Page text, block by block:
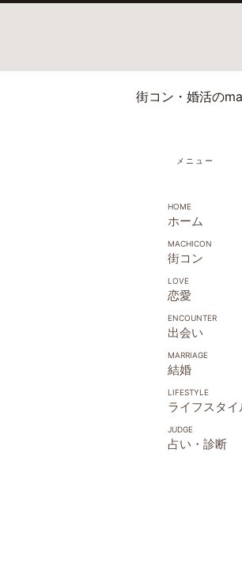
街コン・婚活の
メニュー
ホーム
街コン
恋愛
出会い
結婚
ライフスタイ
占い・診断